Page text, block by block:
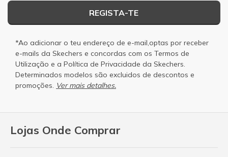
Lojas Onde Comprar
REGISTA-TE
*Ao adicionar o teu endereço de e-mail,optas por receber
e-mails da Skechers e concordas com os Termos de
Utilização e a Política de Privacidade da Skechers.
Determinados modelos são excluidos de descontos e
promoções. Ver mais detalhes.